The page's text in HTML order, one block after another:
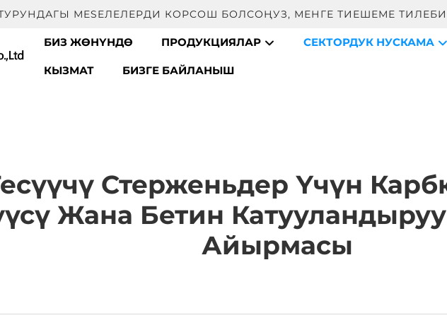
МESEЛEЛЕРДИ КOРCОШ БОЛСОҢУЗ, МЕНГЕ ТИЕШЕМЕ
БИЗ ЖӨНҮНДӨ ПРОДУКЦИЯЛАР СЕКТОРДУК НУСКАМА
КЫЗМАТ БИЗГЕ БАЙЛАНЫШ
Стерженьдер Үчүн
Жана Бетин
Айырмасы